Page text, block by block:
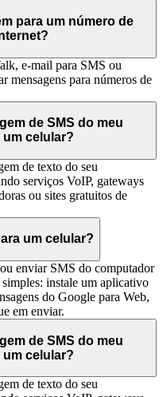
para um número de
e-mail para SMS ou
mensagens para números de
de SMS do meu
celular?
de texto do seu
serviços VoIP, gateways
ou sites gratuitos de
um celular?
enviar SMS do computador
instale um aplicativo
do Google para Web,
em enviar.
de SMS do meu
celular?
de texto do seu